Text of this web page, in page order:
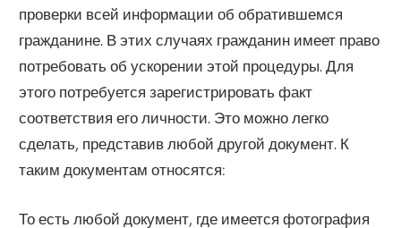
проверки всей информации об обратившемся
гражданине. В этих случаях гражданин имеет право
потребовать об ускорении этой процедуры. Для
этого потребуется зарегистрировать факт
соответствия его личности. Это можно легко
сделать, представив любой другой документ. К
таким документам относятся:
То есть любой документ, где имеется фотография